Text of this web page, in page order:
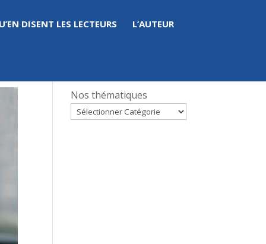
DISENT LES LECTEURS L’AUTEUR
Nos thématiques